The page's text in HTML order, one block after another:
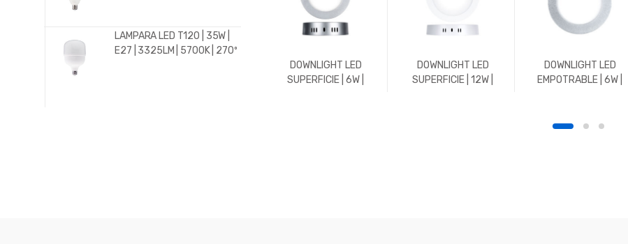
DOWNLIGHT LED
SUPERFICIE | 6W |
DOWNLIGHT LED
SUPERFICIE | 12W |
DOWNLIGHT LED
EMPOTRABLE | 6W |
LAMPARA LED T120 | 35W |
E27 | 3325LM | 5700K | 270º